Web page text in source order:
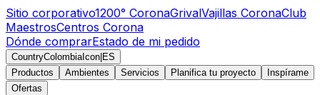
Sitio corporativo1200° CoronaGrivalVajillas CoronaClub
MaestrosCentros Corona
Dónde comprarEstado de mi pedido
CountryColombiaIcon ES
Productos
Ambientes Servicios Planifica tu proyecto
Inspírame
Ofertas